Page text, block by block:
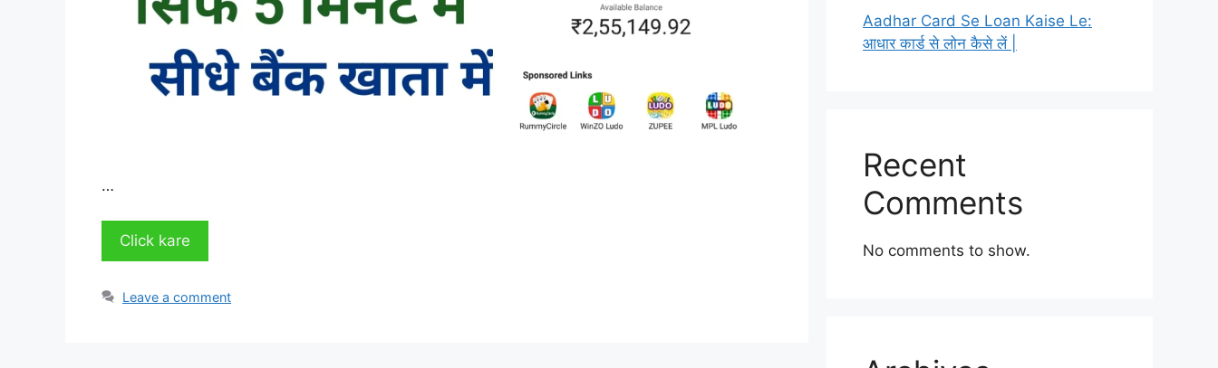
…
Click kare
Leave a comment
Aadhar Card Se Loan Kaise Le:
आधार कार्ड से लोन कैसे लें |
Recent
Comments
No comments to show.